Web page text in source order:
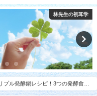
バラエティ
プル発酵鍋レシピ！3つの発酵食品